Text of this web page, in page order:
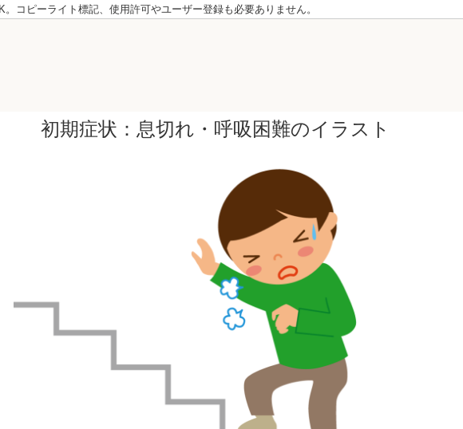
コピーライト標記、使用許可やユーザー登録も必要ありません。
初期症状：息切れ・呼吸困難のイラスト